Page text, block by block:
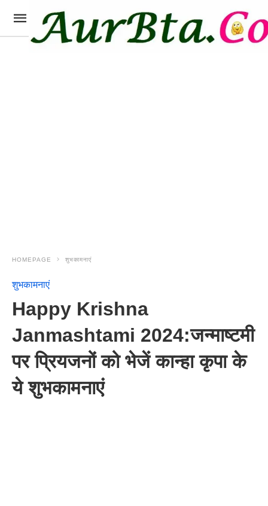
HOMEPAGE शुभकामनाएं
शुभकामनाएं
Happy Krishna
Janmashtami 2024:जन्माष्टमी
पर प्रियजनों को भेजें कान्हा कृपा के
ये शुभकामनाएं